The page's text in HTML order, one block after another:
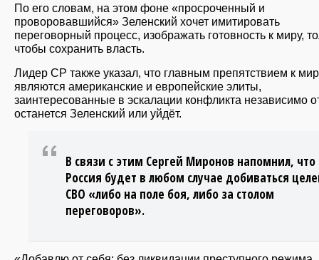
По его словам, на этом фоне «просроченный и
проворовавшийся» Зеленский хочет имитировать
переговорный процесс, изображать готовность к миру,
чтобы сохранить власть.
Лидер СР также указал, что главным препятствием к
являются американские и европейские элиты,
заинтересованные в эскалации конфликта независимо
останется Зеленский или уйдёт.
В связи с этим Сергей Миронов напомнил, что
Россия будет в любом случае добиваться
СВО «либо на поле боя, либо за столом
переговоров».